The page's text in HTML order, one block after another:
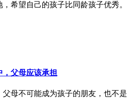
希望自己的孩子比同龄孩子优秀。
，父母应该承担
母不可能成为孩子的朋友，也不是